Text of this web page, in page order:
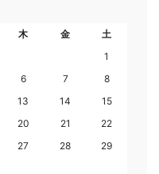
木 金
土
1
6 7
8
13 14
15
20 21
22
27 28
29